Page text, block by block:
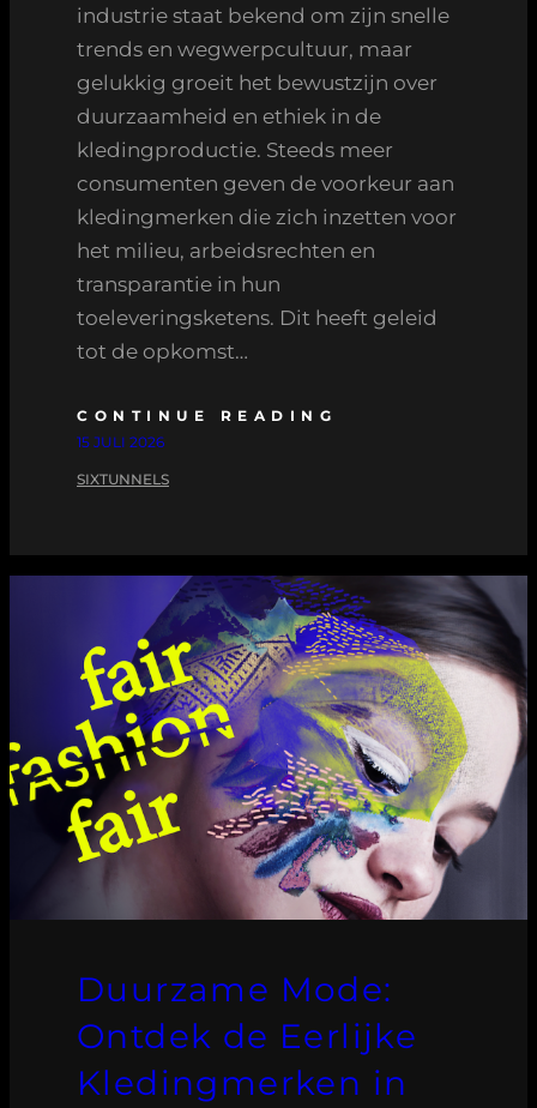
industrie staat bekend om zijn snelle
trends en wegwerpcultuur, maar
gelukkig groeit het bewustzijn over
duurzaamheid en ethiek in de
kledingproductie. Steeds meer
consumenten geven de voorkeur aan
kledingmerken die zich inzetten voor
het milieu, arbeidsrechten en
transparantie in hun
toeleveringsketens. Dit heeft geleid
tot de opkomst…
CONTINUE READING
15 JULI 2026
SIXTUNNELS
Duurzame Mode:
Ontdek de Eerlijke
Kledingmerken in